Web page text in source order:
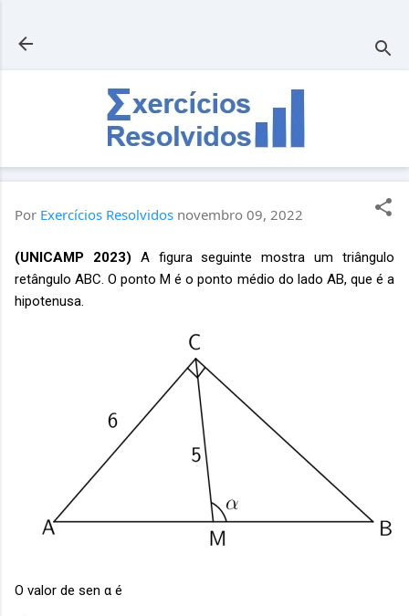
Por Exercícios Resolvidos novembro 09, 2022
(UNICAMP 2023) A figura seguinte mostra um triângulo
retângulo ABC. O ponto M é o ponto médio do lado AB, que é a
hipotenusa.
O valor de sen α é